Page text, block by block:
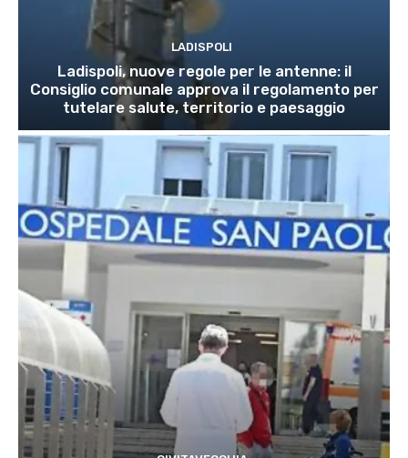
LADISPOLI
Ladispoli, nuove regole per le antenne: il
Consiglio comunale approva il regolamento per
tutelare salute, territorio e paesaggio